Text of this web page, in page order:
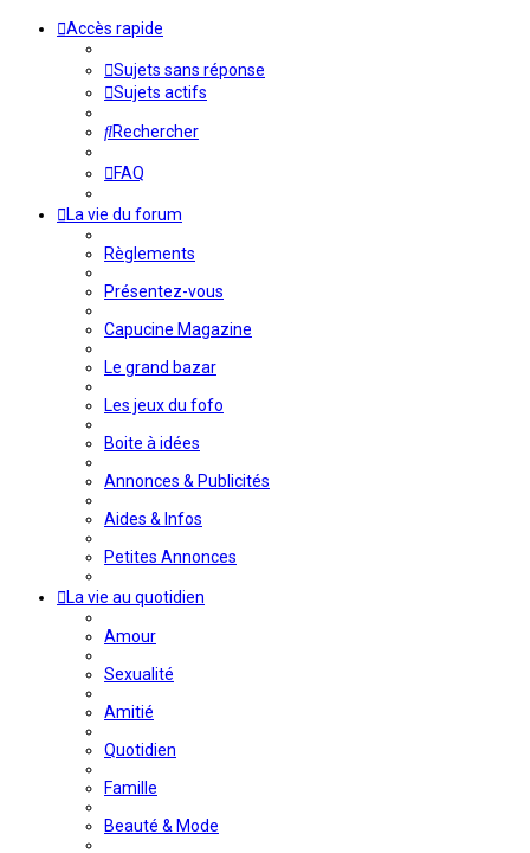
Accès rapide
Sujets sans réponse
Sujets actifs
Rechercher
FAQ
La vie du forum
Règlements
Présentez-vous
Capucine Magazine
Le grand bazar
Les jeux du fofo
Boite à idées
Annonces & Publicités
Aides & Infos
Petites Annonces
La vie au quotidien
Amour
Sexualité
Amitié
Quotidien
Famille
Beauté & Mode